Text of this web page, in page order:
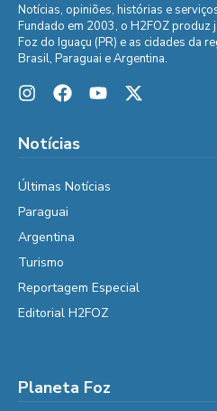
Notícias, opiniões, histórias e
Fundado em 2003, o H2FOZ
Foz do Iguaçu (PR) e as cidades da
Brasil, Paraguai e Argentina.
Notícias
Últimas Notícias
Paraguai
Argentina
Turismo
Reportagem Especial
Editorial H2FOZ
Planeta Foz